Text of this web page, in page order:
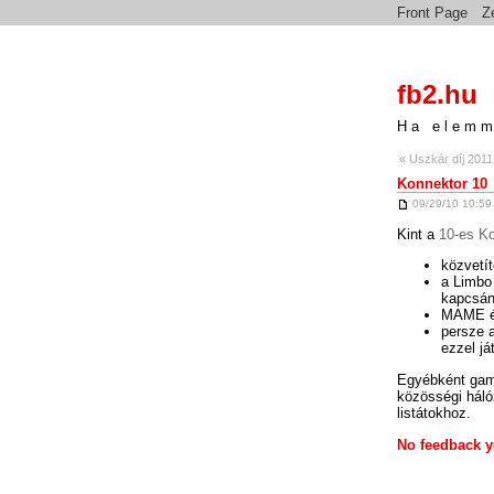
Front Page
fb2.hu
Ha
« Uszkár díj 2011
Konnektor 10
09/29/10 10:59
Kint a 10-es
a
MAME
persze
ezzel
Egyébként
közösségi
listátokhoz.
No feedback